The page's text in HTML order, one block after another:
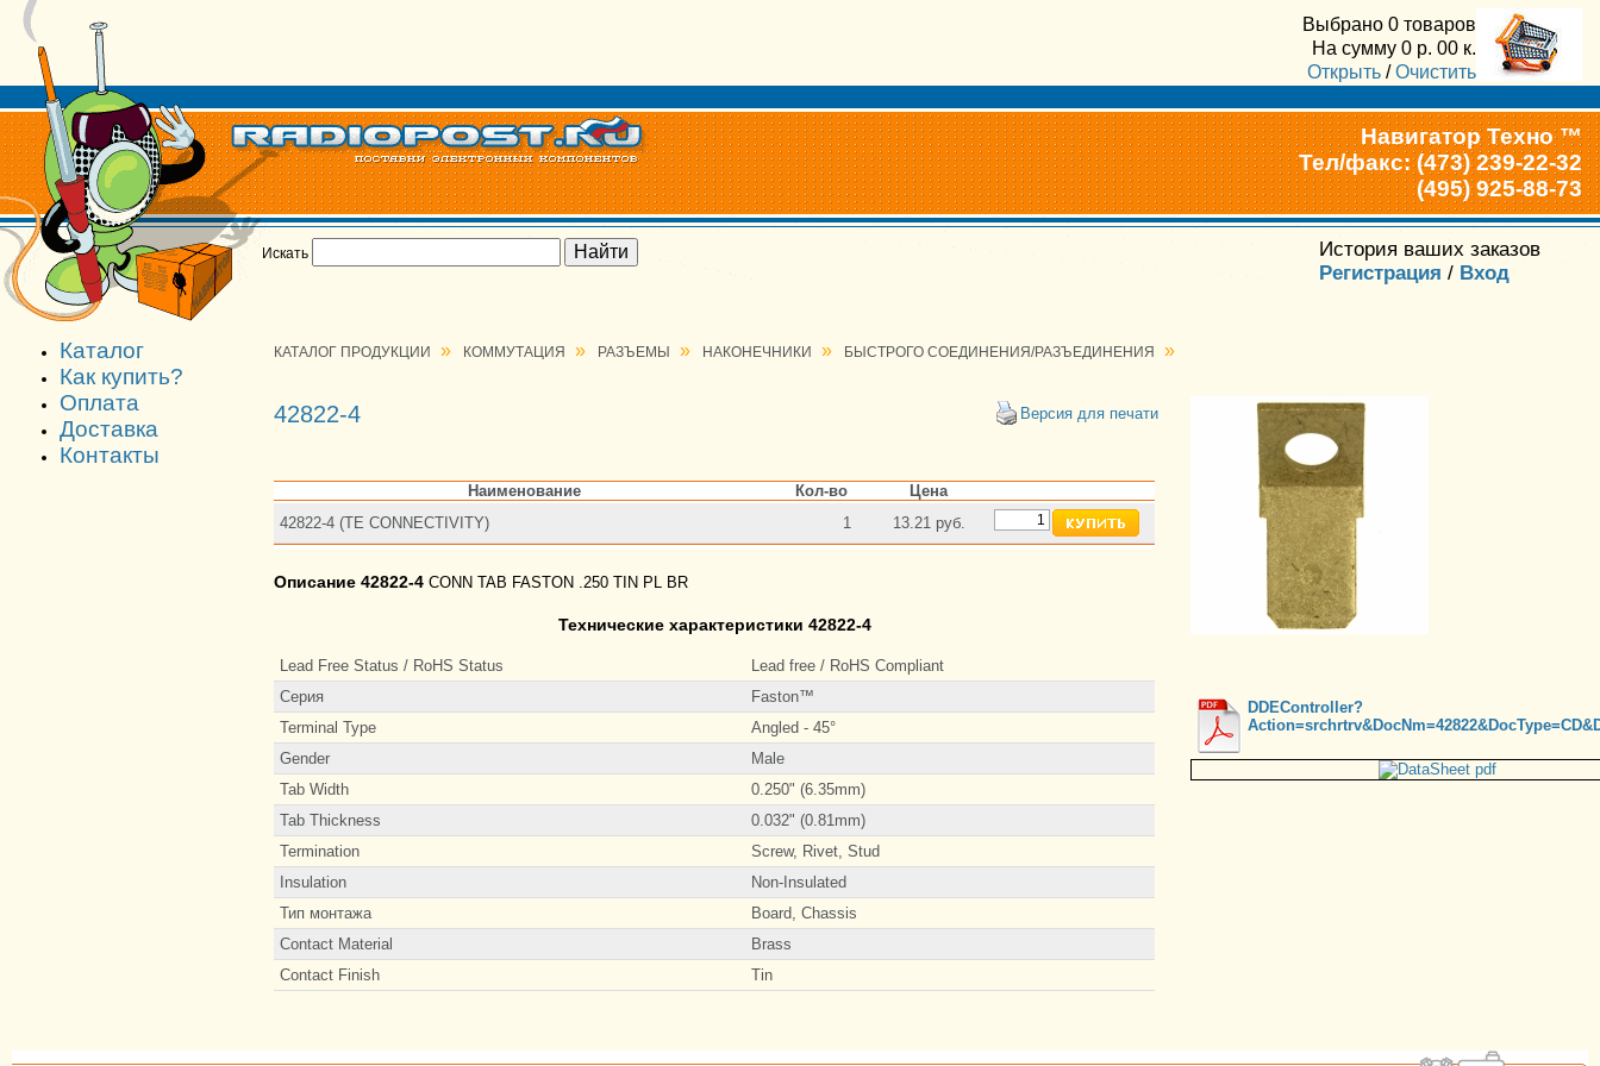
Выбрано 0 товаров
На сумму 0 р. 00 к.
Открыть /Очистить
Навигатор Техно ™
Тел/факс: (473) 239-22-32
(495) 925-88-73
Искать
История ваших заказов
Регистрация / Вход
Каталог
Как купить?
Оплата
Доставка
Контакты
КАТАЛОГ ПРОДУКЦИИ » КОММУТАЦИЯ » РАЗЪЕМЫ » НАКОНЕЧНИКИ » БЫСТРОГО СОЕДИНЕНИЯ/РАЗЪЕДИНЕНИЯ »
42822-4 Версия для печати
Наименование Кол-во
Цена
42822-4 (TE CONNECTIVITY)
1 13.21 руб.
Описание 42822-4 CONN TAB FASTON .250 TIN PL BR
Технические характеристики 42822-4
Lead Free Status / RoHS Status
Lead free / RoHS Compliant
Серия
Faston™
Terminal Type
Angled - 45°
Gender
Male
Tab Width
0.250" (6.35mm)
Tab Thickness
0.032" (0.81mm)
Termination
Screw, Rivet, Stud
Insulation
Non-Insulated
Тип монтажа
Board, Chassis
Contact Material
Brass
Contact Finish
Tin
DDEController?